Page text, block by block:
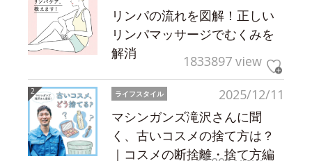
リンパの流れを図解！正しい
リンパマッサージでむくみを
解消
1833897 view
2025/12/11
ライフスタイル
マシンガンズ滝沢さんに聞
く、古いコスメの捨て方は？
｜コスメの断捨離・捨て方編